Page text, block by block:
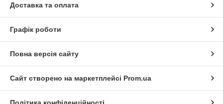
Доставка та оплата
Графік роботи
Повна версія сайту
Сайт створено на маркетплейсі Prom.ua